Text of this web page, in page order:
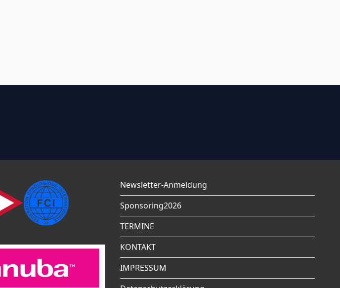
Newsletter-Anmeldung
Sponsoring2026
TERMINE
KONTAKT
IMPRESSUM